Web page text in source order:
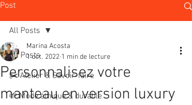
Post
All Posts
✂️ Atelier & Savoir‑faire
🌱 Mode éthique & durable
All Posts
Personnalisez votre
manteau en version luxury
Marina Acosta
1 oct. 2022 1 min de lecture